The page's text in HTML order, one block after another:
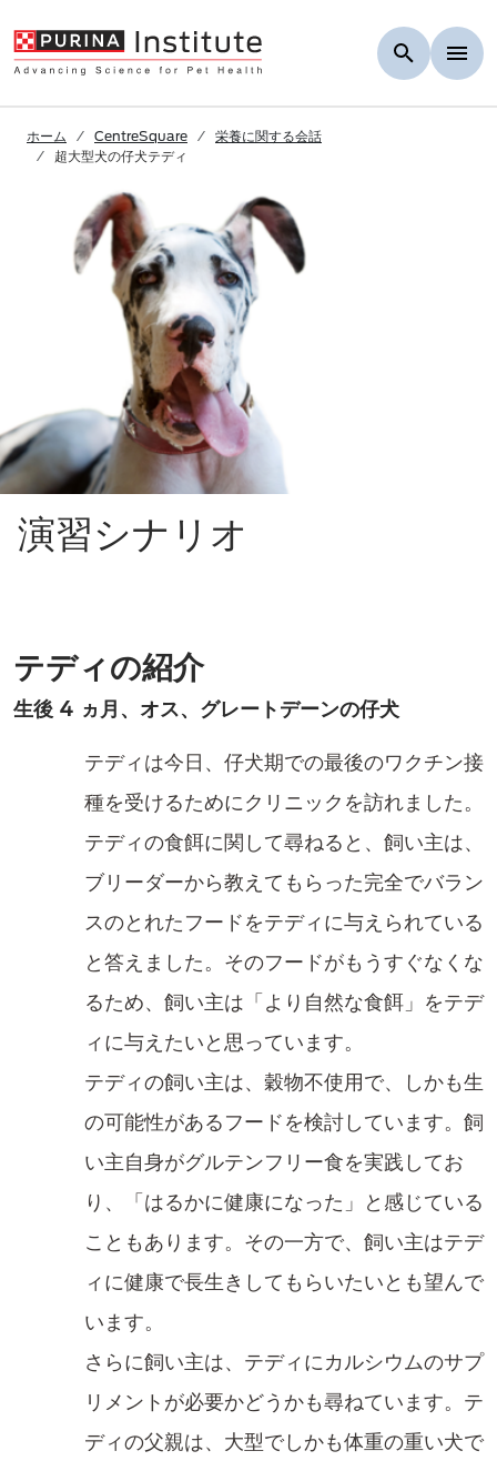
ホーム CentreSquare
栄養に関する会話
超大型犬の仔犬テディ
演習シナリオ
テディの紹介
生後 4 ヵ月、オス、グレートデーンの仔犬
テディは今日、仔犬期での最後のワクチン接
種を受けるためにクリニックを訪れました。
テディの食餌に関して尋ねると、飼い主は、
ブリーダーから教えてもらった完全でバラン
スのとれたフードをテディに与えられている
と答えました。そのフードがもうすぐなくな
るため、飼い主は「より自然な食餌」をテデ
ィに与えたいと思っています。
テディの飼い主は、穀物不使用で、しかも生
の可能性があるフードを検討しています。飼
い主自身がグルテンフリー食を実践してお
り、「はるかに健康になった」と感じている
こともあります。その一方で、飼い主はテデ
ィに健康で長生きしてもらいたいとも望んで
います。
さらに飼い主は、テディにカルシウムのサプ
リメントが必要かどうかも尋ねています。テ
ディの父親は、大型でしかも体重の重い犬で